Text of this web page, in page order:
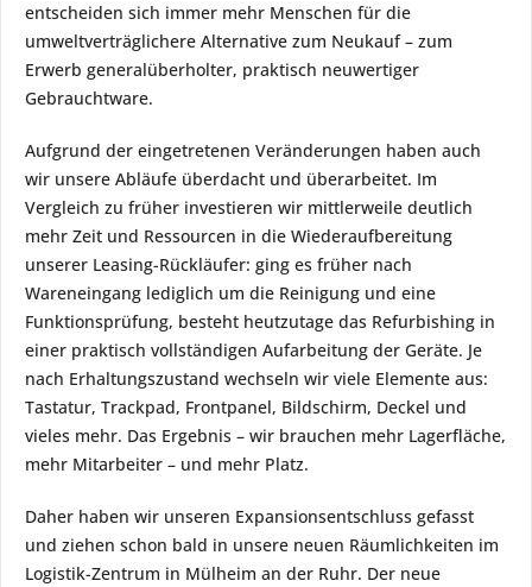
entscheiden sich immer mehr Menschen für die
umweltverträglichere Alternative zum Neukauf – zum
Erwerb generalüberholter, praktisch neuwertiger
Gebrauchtware.
Aufgrund der eingetretenen Veränderungen haben auch
wir unsere Abläufe überdacht und überarbeitet. Im
Vergleich zu früher investieren wir mittlerweile deutlich
mehr Zeit und Ressourcen in die Wiederaufbereitung
unserer Leasing-Rückläufer: ging es früher nach
Wareneingang lediglich um die Reinigung und eine
Funktionsprüfung, besteht heutzutage das Refurbishing in
einer praktisch vollständigen Aufarbeitung der Geräte. Je
nach Erhaltungszustand wechseln wir viele Elemente aus:
Tastatur, Trackpad, Frontpanel, Bildschirm, Deckel und
vieles mehr. Das Ergebnis – wir brauchen mehr Lagerfläche,
mehr Mitarbeiter – und mehr Platz.
Daher haben wir unseren Expansionsentschluss gefasst
und ziehen schon bald in unsere neuen Räumlichkeiten im
Logistik-Zentrum in Mülheim an der Ruhr. Der neue